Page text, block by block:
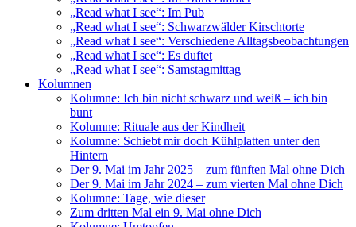
„Read what I see“: Im Pub
„Read what I see“: Schwarzwälder Kirschtorte
„Read what I see“: Verschiedene Alltagsbeobachtungen
„Read what I see“: Es duftet
„Read what I see“: Samstagmittag
Kolumnen
Kolumne: Ich bin nicht schwarz und weiß – ich bin
bunt
Kolumne: Rituale aus der Kindheit
Kolumne: Schiebt mir doch Kühlplatten unter den
Hintern
Der 9. Mai im Jahr 2025 – zum fünften Mal ohne Dich
Der 9. Mai im Jahr 2024 – zum vierten Mal ohne Dich
Kolumne: Tage, wie dieser
Zum dritten Mal ein 9. Mai ohne Dich